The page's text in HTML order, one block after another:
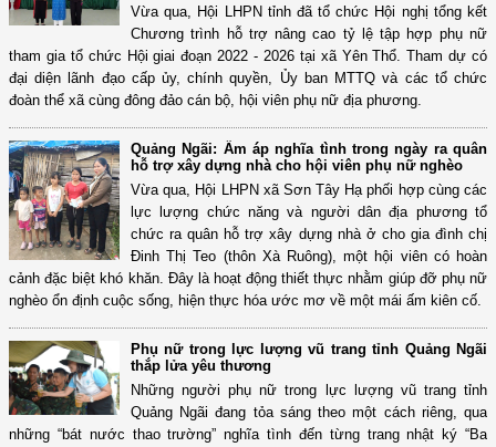
Vừa qua, Hội LHPN tỉnh đã tổ chức Hội nghị tổng kết
Chương trình hỗ trợ nâng cao tỷ lệ tập hợp phụ nữ
tham gia tổ chức Hội giai đoạn 2022 - 2026 tại xã Yên Thổ. Tham dự có
đại diện lãnh đạo cấp ủy, chính quyền, Ủy ban MTTQ và các tổ chức
đoàn thể xã cùng đông đảo cán bộ, hội viên phụ nữ địa phương.
Quảng Ngãi: Ấm áp nghĩa tình trong ngày ra quân
hỗ trợ xây dựng nhà cho hội viên phụ nữ nghèo
Vừa qua, Hội LHPN xã Sơn Tây Hạ phối hợp cùng các
lực lượng chức năng và người dân địa phương tổ
chức ra quân hỗ trợ xây dựng nhà ở cho gia đình chị
Đinh Thị Teo (thôn Xà Ruông), một hội viên có hoàn
cảnh đặc biệt khó khăn. Đây là hoạt động thiết thực nhằm giúp đỡ phụ nữ
nghèo ổn định cuộc sống, hiện thực hóa ước mơ về một mái ấm kiên cố.
Phụ nữ trong lực lượng vũ trang tỉnh Quảng Ngãi
thắp lửa yêu thương
Những người phụ nữ trong lực lượng vũ trang tỉnh
Quảng Ngãi đang tỏa sáng theo một cách riêng, qua
những “bát nước thao trường” nghĩa tình đến từng trang nhật ký “Ba